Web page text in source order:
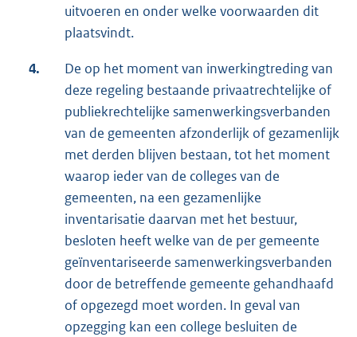
uitvoeren en onder welke voorwaarden dit
plaatsvindt.
4.
De op het moment van inwerkingtreding van
deze regeling bestaande privaatrechtelijke of
publiekrechtelijke samenwerkingsverbanden
van de gemeenten afzonderlijk of gezamenlijk
met derden blijven bestaan, tot het moment
waarop ieder van de colleges van de
gemeenten, na een gezamenlijke
inventarisatie daarvan met het bestuur,
besloten heeft welke van de per gemeente
geïnventariseerde samenwerkingsverbanden
door de betreffende gemeente gehandhaafd
of opgezegd moet worden. In geval van
opzegging kan een college besluiten de